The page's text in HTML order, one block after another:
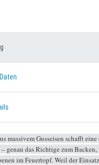
massivem Gusseisen schafft
genau das Richtige zum Backen,
im Feuertopf. Weil der